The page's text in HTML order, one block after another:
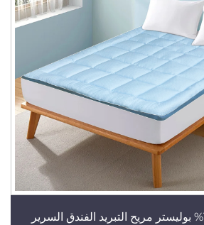
خصم بالجملة 100% بوليستر مريح التبريد الفندق السرير